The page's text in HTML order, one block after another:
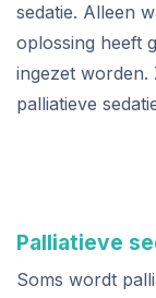
sedatie. Alleen
oplossing heeft
ingezet worden.
palliatieve
Palliatieve
Soms wordt